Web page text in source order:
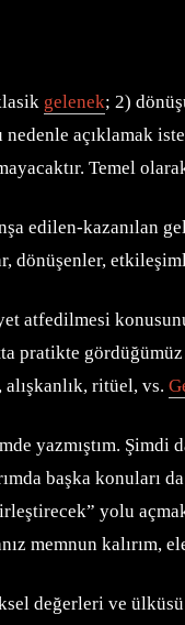
gelenek; 2)
açıklamak
Temel
edilen-kazanılan
dönüşenler,
atfedilmesi
pratikte
alışkanlık, ritüel, vs.
yazmıştım. Şimdi
başka konuları
yolu
memnun
değerleri ve